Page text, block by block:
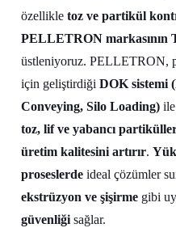
özellikle toz ve partikül
PELLETRON
üstleniyoruz. PELLETRON,
için geliştirdiği DOK sistemi
Conveying, Silo Loading) ile
toz, lif ve yabancı
üretim kalitesini artırır.
proseslerde ideal çözümler
ekstrüzyon ve şişirme gibi
güvenliği sağlar.